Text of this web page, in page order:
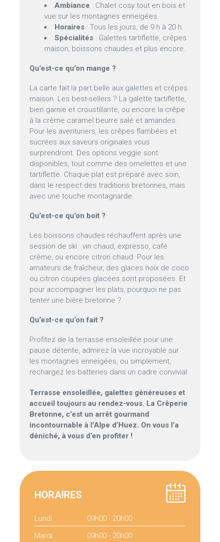
Ambiance : Chalet cosy tout en bois et
vue sur les montagnes enneigées.
Horaires : Tous les jours, de 9 h à 20 h.
Spécialités : Galettes tartiflette, crêpes
maison, boissons chaudes et plus encore.
Qu’est-ce qu’on mange ?
La carte fait la part belle aux galettes et crêpes
maison. Les best-sellers ? La galette tartiflette,
bien garnie et croustillante, ou encore la crêpe
à la crème caramel beurre salé et amandes.
Pour les aventuriers, les crêpes flambées et
sucrées aux saveurs originales vous
surprendront. Des options veggie sont
disponibles, tout comme des omelettes et une
tartiflette. Chaque plat est préparé avec soin,
dans le respect des traditions bretonnes, mais
avec une touche montagnarde.
Qu’est-ce qu’on boit ?
Les boissons chaudes réchauffent après une
session de ski : vin chaud, expresso, café
crème, ou encore citron chaud. Pour les
amateurs de fraîcheur, des glaces noix de coco
ou citron coupées glacées sont proposées. Et
pour accompagner les plats, pourquoi ne pas
tenter une bière bretonne ?
Qu’est-ce qu’on fait ?
Profitez de la terrasse ensoleillée pour une
pause détente, admirez la vue incroyable sur
les montagnes enneigées, ou simplement,
rechargez les batteries dans un cadre convivial.
Terrasse ensoleillée, galettes généreuses et
accueil toujours au rendez-vous. La Crêperie
Bretonne, c’est un arrêt gourmand
incontournable à l’Alpe d’Huez. On vous l’a
déniché, à vous d’en profiter !
HORAIRES
Lundi
09h00 - 20h00
Mardi
09h00 - 20h00